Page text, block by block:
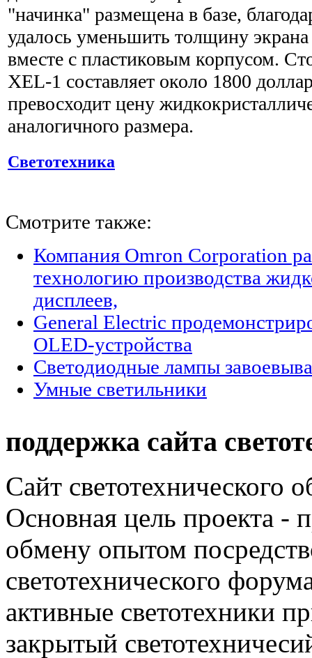
"начинка" размещена в базе,
удалось уменьшить толщину
вместе с пластиковым корпусом.
XEL-1 составляет около 1800
превосходит цену
аналогичного размера.
Светотехника
Смотрите также:
Компания Omron Corporation
технологию производства
дисплеев,
General Electric
OLED-устройства
Cветодиодные лампы
Умные светильники
поддержка сайта
Сайт светотехнического
Основная цель проекта -
обмену опытом
светотехнического
активные светотехники
закрытый